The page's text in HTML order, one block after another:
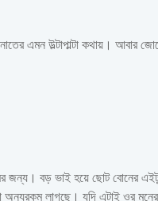
এমন উল্টাপাল্টা কথায়। আবার
জন্য। বড় ভাই হয়ে ছোট বোনের
লাগছে। যদি এটাই ওর